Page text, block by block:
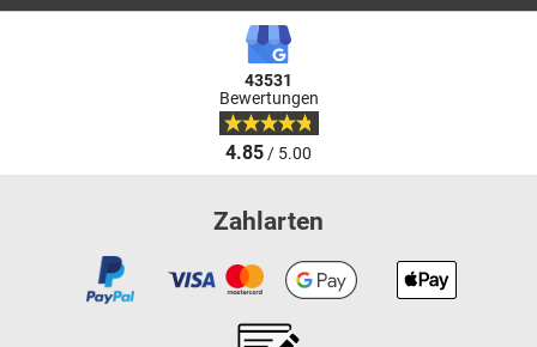
43531
Bewertungen
4.85/ 5.00
Zahlarten